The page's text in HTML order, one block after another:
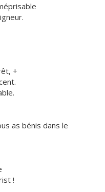
+
as bénis dans le
!